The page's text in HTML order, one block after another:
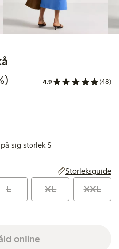
pris: 209,50 kr
pris: 349,00 kr
4.9 (48)
sig storlek S
Storleksguide
L XL XXL
online